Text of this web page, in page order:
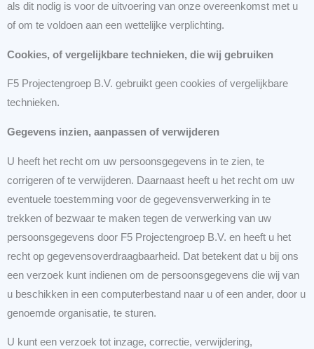
als dit nodig is voor de uitvoering van onze overeenkomst met u
of om te voldoen aan een wettelijke verplichting.
Cookies, of vergelijkbare technieken, die wij gebruiken
F5 Projectengroep B.V. gebruikt geen cookies of vergelijkbare
technieken.
Gegevens inzien, aanpassen of verwijderen
U heeft het recht om uw persoonsgegevens in te zien, te
corrigeren of te verwijderen. Daarnaast heeft u het recht om uw
eventuele toestemming voor de gegevensverwerking in te
trekken of bezwaar te maken tegen de verwerking van uw
persoonsgegevens door F5 Projectengroep B.V. en heeft u het
recht op gegevensoverdraagbaarheid. Dat betekent dat u bij ons
een verzoek kunt indienen om de persoonsgegevens die wij van
u beschikken in een computerbestand naar u of een ander, door u
genoemde organisatie, te sturen.
U kunt een verzoek tot inzage, correctie, verwijdering,